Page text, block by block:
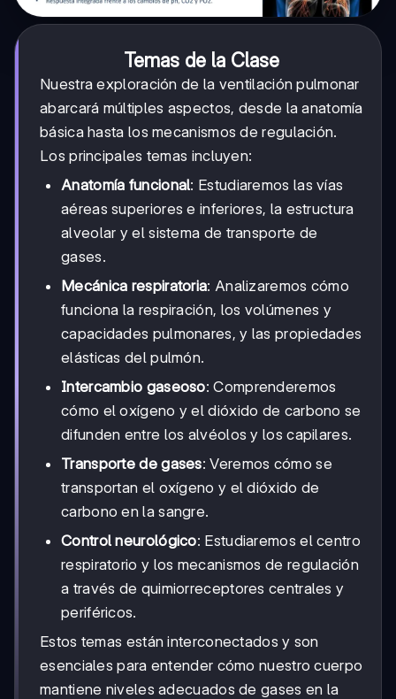
Temas de la Clase
Nuestra exploración de la ventilación pulmonar
abarcará múltiples aspectos, desde la anatomía
básica hasta los mecanismos de regulación.
Los principales temas incluyen:
Anatomía funcional: Estudiaremos las vías
aéreas superiores e inferiores, la estructura
alveolar y el sistema de transporte de
gases.
Mecánica respiratoria: Analizaremos cómo
funciona la respiración, los volúmenes y
capacidades pulmonares, y las propiedades
elásticas del pulmón.
Intercambio gaseoso: Comprenderemos
cómo el oxígeno y el dióxido de carbono se
difunden entre los alvéolos y los capilares.
Transporte de gases: Veremos cómo se
transportan el oxígeno y el dióxido de
carbono en la sangre.
Control neurológico: Estudiaremos el centro
respiratorio y los mecanismos de regulación
a través de quimiorreceptores centrales y
periféricos.
Estos temas están interconectados y son
esenciales para entender cómo nuestro cuerpo
mantiene niveles adecuados de gases en la